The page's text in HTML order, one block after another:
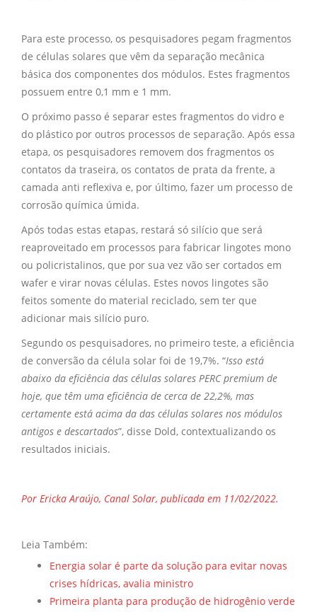
Para este processo, os pesquisadores pegam fragmentos
de células solares que vêm da separação mecânica
básica dos componentes dos módulos. Estes fragmentos
possuem entre 0,1 mm e 1 mm.
O próximo passo é separar estes fragmentos do vidro e
do plástico por outros processos de separação. Após essa
etapa, os pesquisadores removem dos fragmentos os
contatos da traseira, os contatos de prata da frente, a
camada anti reflexiva e, por último, fazer um processo de
corrosão química úmida.
Após todas estas etapas, restará só silício que será
reaproveitado em processos para fabricar lingotes mono
ou policristalinos, que por sua vez vão ser cortados em
wafer e virar novas células. Estes novos lingotes são
feitos somente do material reciclado, sem ter que
adicionar mais silício puro.
Segundo os pesquisadores, no primeiro teste, a eficiência
de conversão da célula solar foi de 19,7%. “Isso está
abaixo da eficiência das células solares PERC premium de
hoje, que têm uma eficiência de cerca de 22,2%, mas
certamente está acima da das células solares nos módulos
antigos e descartados”, disse Dold, contextualizando os
resultados iniciais.
Por Ericka Araújo, Canal Solar, publicada em 11/02/2022.
Leia Também:
Energia solar é parte da solução para evitar novas
crises hídricas, avalia ministro
Primeira planta para produção de hidrogênio verde